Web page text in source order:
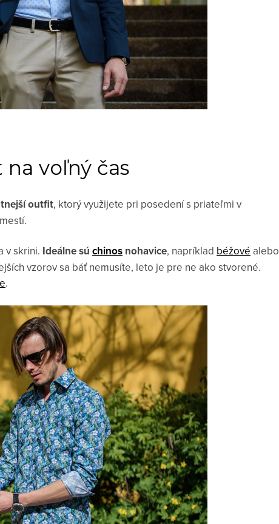
voľný čas
outfit, ktorý využijete pri posedení s priateľmi v
v skrini. Ideálne sú chinos nohavice, napríklad béžové alebo
vzorov sa báť nemusíte, leto je pre ne ako stvorené.
.